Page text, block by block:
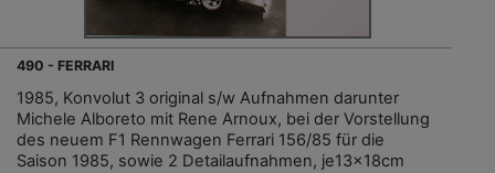
490 - FERRARI
1985, Konvolut 3 original s/w Aufnahmen darunter
Michele Alboreto mit Rene Arnoux, bei der Vorstellung
des neuem F1 Rennwagen Ferrari 156/85 für die
Saison 1985, sowie 2 Detailaufnahmen, je13x18cm